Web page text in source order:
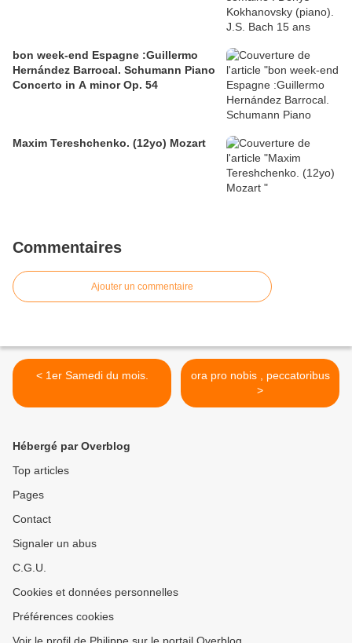
bon week-end Espagne :Guillermo
Hernández Barrocal. Schumann Piano
Concerto in A minor Op. 54
Maxim Tereshchenko. (12yo) Mozart
Commentaires
Ajouter un commentaire
< 1er Samedi du mois.
ora pro nobis , peccatoribus
>
Hébergé par Overblog
Top articles
Pages
Contact
Signaler un abus
C.G.U.
Cookies et données personnelles
Préférences cookies